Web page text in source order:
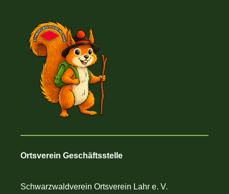
Ortsverein Geschäftsstelle
Schwarzwaldverein Ortsverein Lahr e. V.